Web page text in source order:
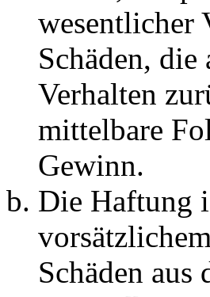
wesentlicher
Schäden,
Verhalten
mittelbare
Gewinn.
Die Haftung
Schäden